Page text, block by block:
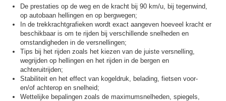
De prestaties op de weg en de kracht bij 90 km/u, bij tegenwind,
op autobaan hellingen en op bergwegen;
In de trekkracht­grafieken wordt exact aangeven hoeveel kracht er
beschikbaar is om te rijden bij verschillende snelheden en
omstandigheden in de versnellingen;
Tips bij het rijden zoals het kiezen van de juiste versnelling,
wegrijden op hellingen en het rijden in de bergen en
achteruitrijden;
Stabiliteit en het effect van kogeldruk, belading, fietsen voor-
en/of achterop en snelheid;
Wettelijke bepalingen zoals de maximumsnelheden, spiegels,